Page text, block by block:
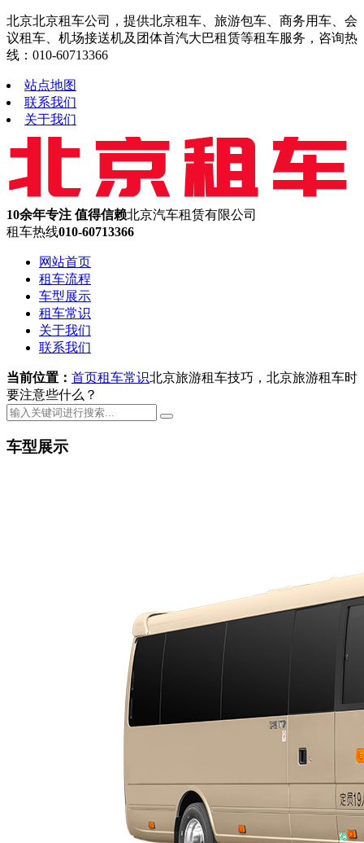
北京北京租车公司，提供北京租车、旅游包车、商务用车、会
议租车、机场接送机及团体首汽大巴租赁等租车服务，咨询热
线：010-60713366
站点地图
联系我们
关于我们
10余年专注 值得信赖北京汽车租赁有限公司
租车热线010-60713366
网站首页
租车流程
车型展示
租车常识
关于我们
联系我们
当前位置： 首页租车常识北京旅游租车技巧，北京旅游租车时
要注意些什么？
车型展示